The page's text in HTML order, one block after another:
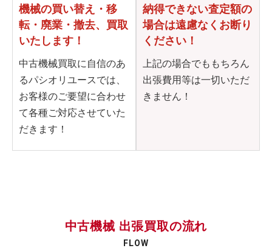
機械の買い替え・移
転・ 廃業・撤去、買取
いたします！
中古機械買取に自信のあ
るパシオリユースでは、
お客様のご要望に合わせ
て各種ご対応させていた
だきます！
納得できない査定額の
場合は遠慮なくお断り
ください！
上記の場合でももちろん
出張費用等は一切いただ
きません！
中古機械 出張買取の流れ
FLOW